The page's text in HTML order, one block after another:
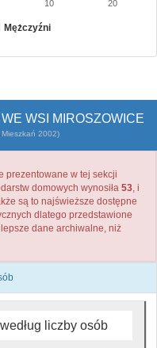
Mężczyźni
10 20
WSI MIROSZOWICE
2002)
prezentowane w tej sekcji
domowych wynosiła 53, i
są to najświeższe dostępne
dlatego przedstawione
dane archiwalne, niż
liczby osób